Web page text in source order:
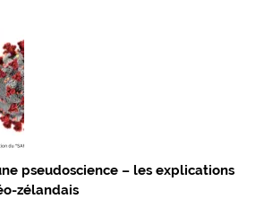
pseudoscience – les explications
zélandais